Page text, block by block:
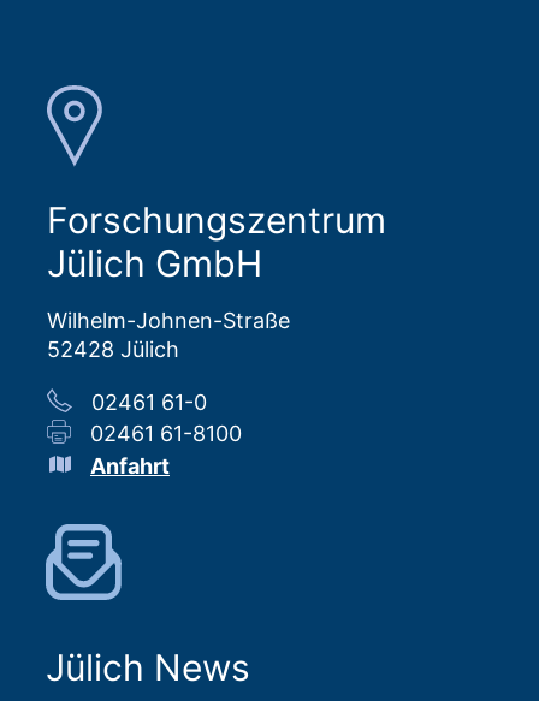
Forschungszentrum
Jülich GmbH
Wilhelm-Johnen-Straße
52428 Jülich
02461 61-0
02461 61-8100
Anfahrt
Jülich News